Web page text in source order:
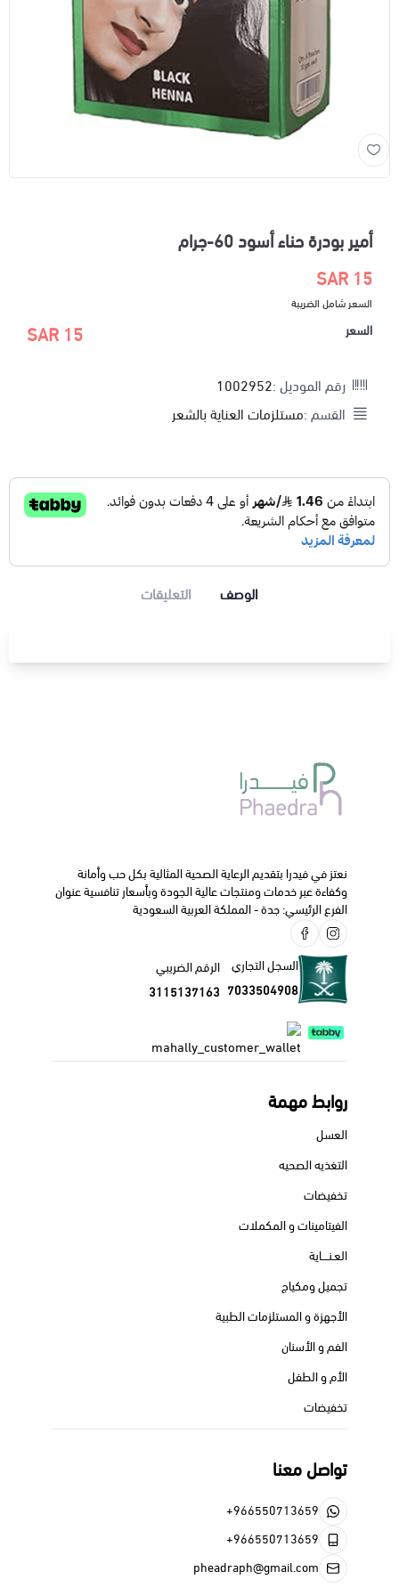
أمير بودرة حناء أسود 60-جرام
15 SAR
السعر شامل الضريبة
السعر 15 SAR
رقم الموديل :1002952
القسم :مستلزمات العناية بالشعر
الوصف التعليقات
نعتز في فيدرا بتقديم الرعاية الصحية المثالية بكل حب وأمانة
وكفاءة عبر خدمات ومنتجات عالية الجودة وبأسعار تنافسية عنوان
الفرع الرئيسي: جدة - المملكة العربية السعودية
السجل التجاري
7033504908
الرقم الضريبي
3115137163
روابط مهمة
العسل
التغذيه الصحيه
تخفيضات
الفيتامينات و المكملات
العـنــــاية
تجميل ومكياج
الأجهزة و المستلزمات الطبية
الفم و الأسنان
الأم و الطفل
تخفيضات
تواصل معنا
+966550713659
+966550713659
pheadraph@gmail.com